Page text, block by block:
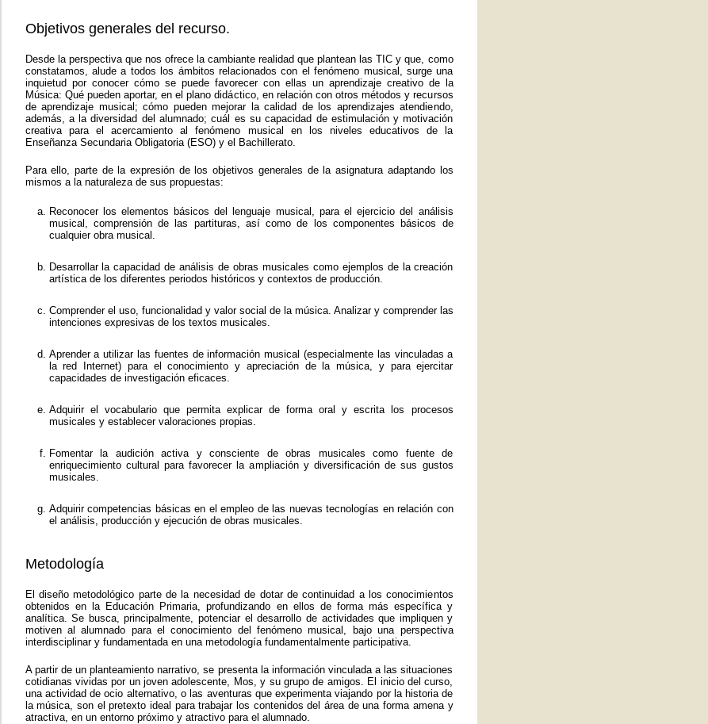
Objetivos generales del recurso.
Desde la perspectiva que nos ofrece la cambiante realidad que plantean las TIC y que, como
constatamos, alude a todos los ámbitos relacionados con el fenómeno musical, surge una
inquietud por conocer cómo se puede favorecer con ellas un aprendizaje creativo de la
Música: Qué pueden aportar, en el plano didáctico, en relación con otros métodos y recursos
de aprendizaje musical; cómo pueden mejorar la calidad de los aprendizajes atendiendo,
además, a la diversidad del alumnado; cuál es su capacidad de estimulación y motivación
creativa para el acercamiento al fenómeno musical en los niveles educativos de la
Enseñanza Secundaria Obligatoria (ESO) y el Bachillerato.
Para ello, parte de la expresión de los objetivos generales de la asignatura adaptando los
mismos a la naturaleza de sus propuestas:
Reconocer los elementos básicos del lenguaje musical, para el ejercicio del análisis
musical, comprensión de las partituras, así como de los componentes básicos de
cualquier obra musical.
Desarrollar la capacidad de análisis de obras musicales como ejemplos de la creación
artística de los diferentes periodos históricos y contextos de producción.
Comprender el uso, funcionalidad y valor social de la música. Analizar y comprender las
intenciones expresivas de los textos musicales.
Aprender a utilizar las fuentes de información musical (especialmente las vinculadas a
la red Internet) para el conocimiento y apreciación de la música, y para ejercitar
capacidades de investigación eficaces.
Adquirir el vocabulario que permita explicar de forma oral y escrita los procesos
musicales y establecer valoraciones propias.
Fomentar la audición activa y consciente de obras musicales como fuente de
enriquecimiento cultural para favorecer la ampliación y diversificación de sus gustos
musicales.
Adquirir competencias básicas en el empleo de las nuevas tecnologías en relación con
el análisis, producción y ejecución de obras musicales.
Metodología
El diseño metodológico parte de la necesidad de dotar de continuidad a los conocimientos
obtenidos en la Educación Primaria, profundizando en ellos de forma más específica y
analítica. Se busca, principalmente, potenciar el desarrollo de actividades que impliquen y
motiven al alumnado para el conocimiento del fenómeno musical, bajo una perspectiva
interdisciplinar y fundamentada en una metodología fundamentalmente participativa.
A partir de un planteamiento narrativo, se presenta la información vinculada a las situaciones
cotidianas vividas por un joven adolescente, Mos, y su grupo de amigos. El inicio del curso,
una actividad de ocio alternativo, o las aventuras que experimenta viajando por la historia de
la música, son el pretexto ideal para trabajar los contenidos del área de una forma amena y
atractiva, en un entorno próximo y atractivo para el alumnado.